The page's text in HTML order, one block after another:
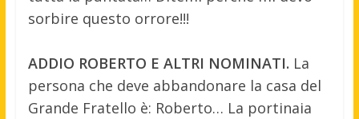
sorbire questo orrore!!!
ADDIO ROBERTO E ALTRI NOMINATI. La
persona che deve abbandonare la casa del
Grande Fratello è: Roberto… La portinaia